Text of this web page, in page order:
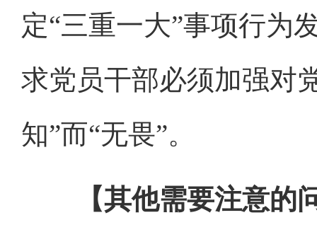
定“三重一大”事项行为
求党员干部必须加强对
知”而“无畏”。
【其他需要注意的